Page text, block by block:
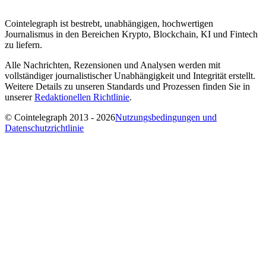
Cointelegraph ist bestrebt, unabhängigen, hochwertigen
Journalismus in den Bereichen Krypto, Blockchain, KI und Fintech
zu liefern.
Alle Nachrichten, Rezensionen und Analysen werden mit
vollständiger journalistischer Unabhängigkeit und Integrität erstellt.
Weitere Details zu unseren Standards und Prozessen finden Sie in
unsererRedaktionellen Richtlinie.
© Cointelegraph 2013 - 2026Nutzungsbedingungen und
Datenschutzrichtlinie